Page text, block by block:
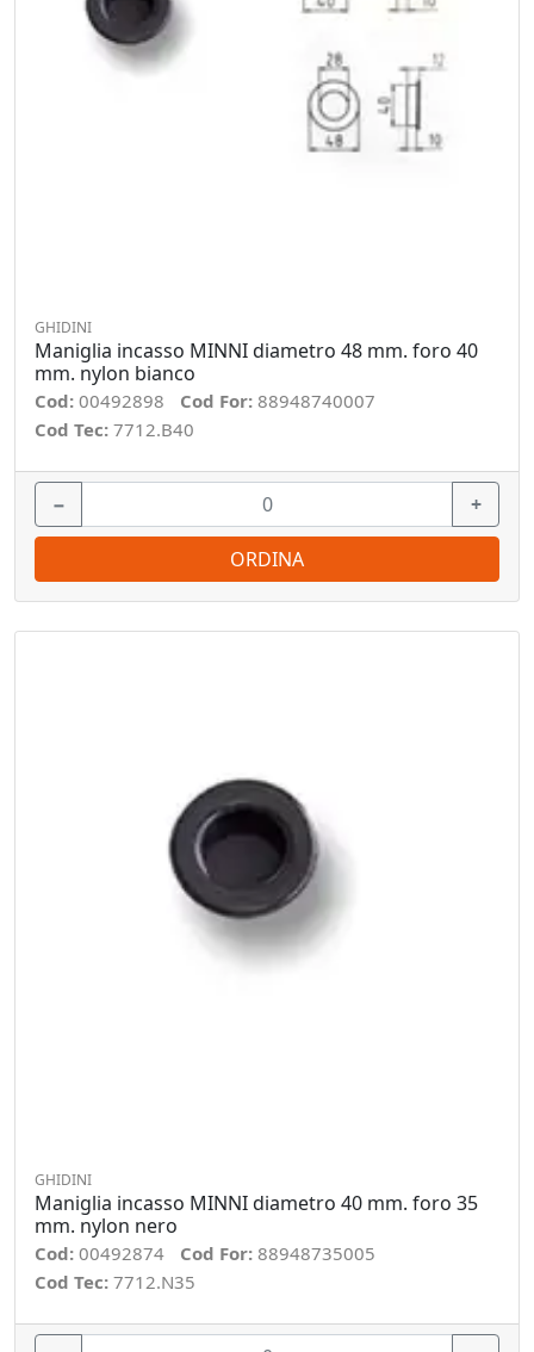
GHIDINI
Maniglia incasso MINNI diametro 48 mm. foro 40
mm. nylon bianco
Cod: 00492898 Cod For: 88948740007
Cod Tec: 7712.B40
− +
ORDINA
GHIDINI
Maniglia incasso MINNI diametro 40 mm. foro 35
mm. nylon nero
Cod: 00492874 Cod For: 88948735005
Cod Tec: 7712.N35